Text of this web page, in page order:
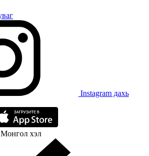
Instagram дахь
Монгол хэл